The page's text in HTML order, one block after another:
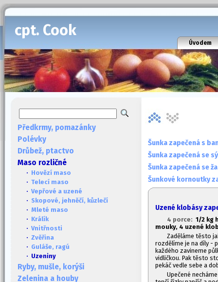
cpt. Cook
Úvodem
Předkrmy, pomazánky
Polévky
Drůbež, ptactvo
Maso rozličné
· Hovězí maso
· Telecí maso
· Vepřové a uzené
· Skopové, jehněčí, kůzlečí
· Mleté maso
· Králík
· Vnitřnosti
· Zvěřina
· Guláše, ragú
· Uzeniny
Ryby, mušle, korýši
Zelenina a houby
Šunka zapečená s
Šunka zapečená se
Šunka zapečená se
Šunkové kornoutky
Uzené klobásy
4 porce: 1/2 kg
mouky, 4 uzené
Zaděláme těsto
rozdělíme je na díly -
každého zavineme
vidličkou. Pak těsto
pekáč vedle sebe a
Upečené